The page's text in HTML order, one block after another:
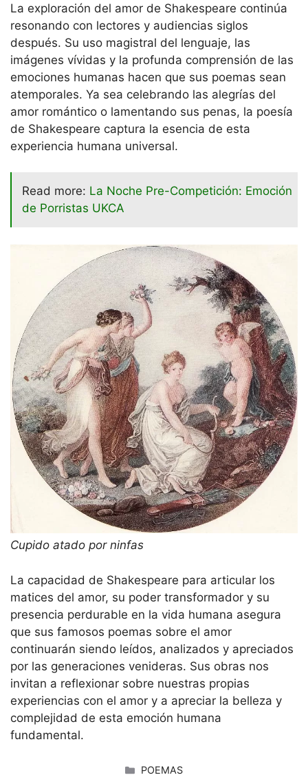
La exploración del amor de Shakespeare continúa
resonando con lectores y audiencias siglos
después. Su uso magistral del lenguaje, las
imágenes vívidas y la profunda comprensión de las
emociones humanas hacen que sus poemas sean
atemporales. Ya sea celebrando las alegrías del
amor romántico o lamentando sus penas, la poesía
de Shakespeare captura la esencia de esta
experiencia humana universal.
Read more: La Noche Pre-Competición: Emoción
de Porristas UKCA
Cupido atado por ninfas
La capacidad de Shakespeare para articular los
matices del amor, su poder transformador y su
presencia perdurable en la vida humana asegura
que sus famosos poemas sobre el amor
continuarán siendo leídos, analizados y apreciados
por las generaciones venideras. Sus obras nos
invitan a reflexionar sobre nuestras propias
experiencias con el amor y a apreciar la belleza y
complejidad de esta emoción humana
fundamental.
CATEGORÍAS
POEMAS